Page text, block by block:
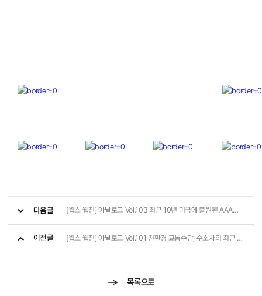
다음글 [윕스 웹진] 아날로그 Vol.103 최근 10년 미국에 출원된 AAA등급 특허는?
이전글 [윕스 웹진] 아날로그 Vol.101 친환경 교통수단, 수소차의 최근 10년 특허출원 동향
목록으로